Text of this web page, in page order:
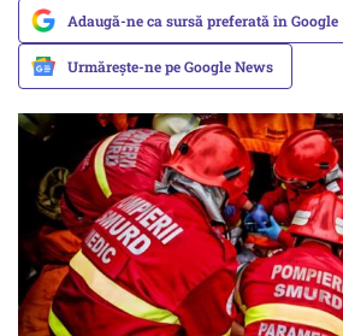
Adaugă-ne ca sursă preferată în Google
Urmărește-ne pe Google News